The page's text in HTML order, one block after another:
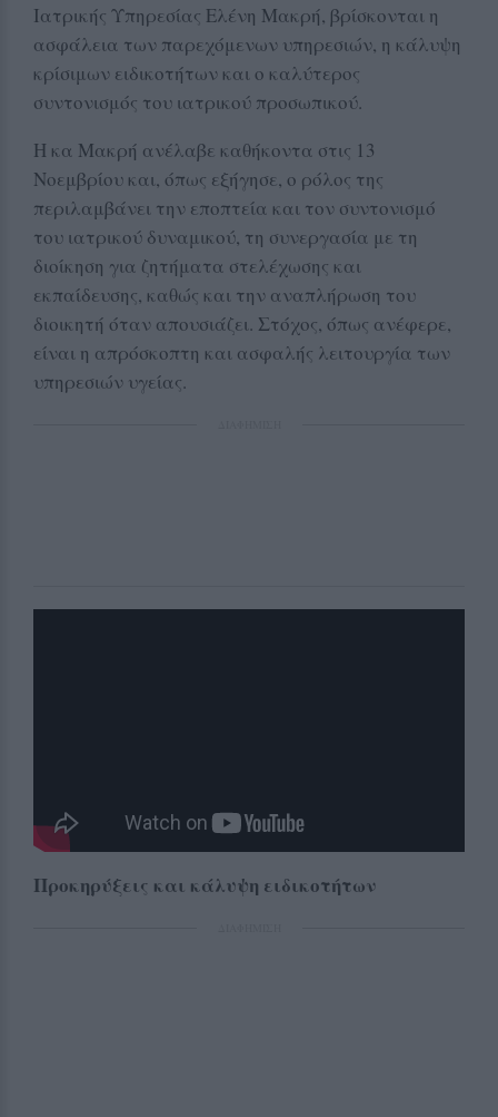
Ιατρικής Υπηρεσίας Ελένη Μακρή, βρίσκονται η
ασφάλεια των παρεχόμενων υπηρεσιών, η κάλυψη
κρίσιμων ειδικοτήτων και ο καλύτερος
συντονισμός του ιατρικού προσωπικού.
Η κα Μακρή ανέλαβε καθήκοντα στις 13
Νοεμβρίου και, όπως εξήγησε, ο ρόλος της
περιλαμβάνει την εποπτεία και τον συντονισμό
του ιατρικού δυναμικού, τη συνεργασία με τη
διοίκηση για ζητήματα στελέχωσης και
εκπαίδευσης, καθώς και την αναπλήρωση του
διοικητή όταν απουσιάζει. Στόχος, όπως ανέφερε,
είναι η απρόσκοπτη και ασφαλής λειτουργία των
υπηρεσιών υγείας.
Προκηρύξεις και κάλυψη ειδικοτήτων